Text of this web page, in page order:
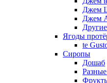
Джем
Джем
Ягоды
te
Сиропы
Дошаб